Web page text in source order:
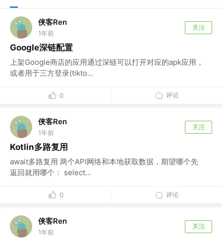
侠客Ren
1年前
关注
Google深链配置
上架Google商店的应用通过深链可以打开对应的apk应用，
或者用于三方登录(tikto...
0 评论
侠客Ren
1年前
关注
Kotlin多路复用
await多路复用 两个API网络和本地获取数据，期望哪个先
返回就用哪个： select...
0 评论
侠客Ren
1年前
关注